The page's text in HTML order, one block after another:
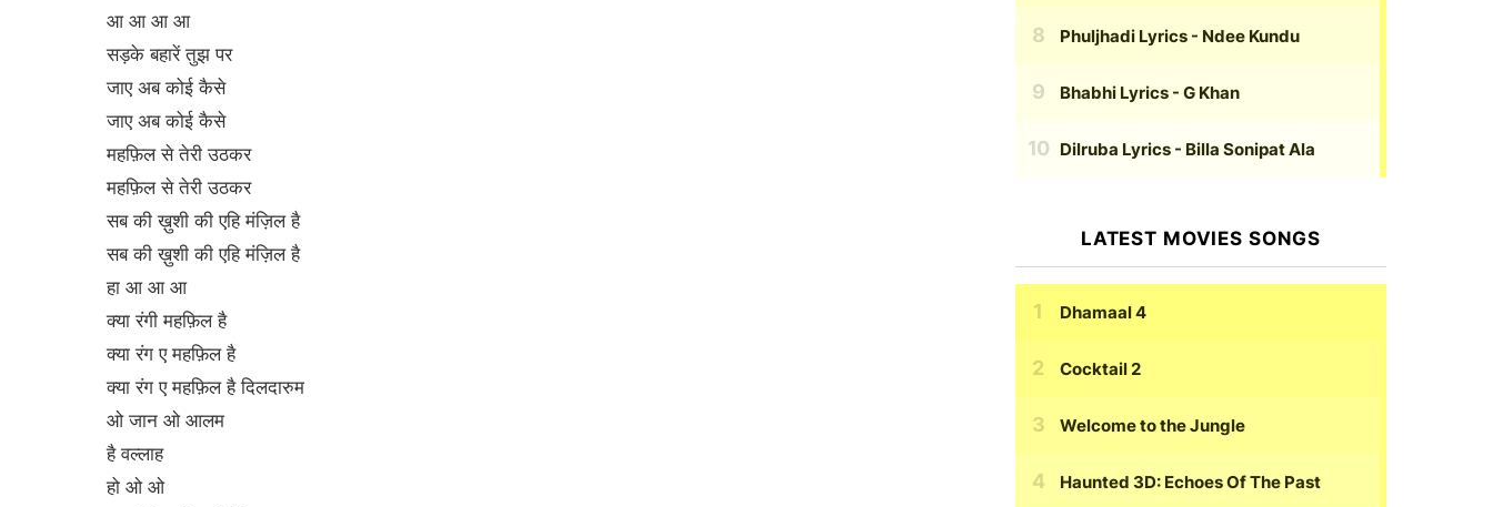
आ आ आ आ
सड़के बहारें तुझ पर
जाए अब कोई कैसे
जाए अब कोई कैसे
महफ़िल से तेरी उठकर
महफ़िल से तेरी उठकर
सब की ख़ुशी की एहि मंज़िल है
सब की ख़ुशी की एहि मंज़िल है
हा आ आ आ
क्या रंगी महफ़िल है
क्या रंग ए महफ़िल है
क्या रंग ए महफ़िल है दिलदारुम
ओ जान ओ आलम
है वल्लाह
हो ओ ओ
Phuljhadi Lyrics - Ndee Kundu
Bhabhi Lyrics - G Khan
Dilruba Lyrics - Billa Sonipat Ala
LATEST MOVIES SONGS
Dhamaal 4
Cocktail 2
Welcome to the Jungle
Haunted 3D: Echoes Of The Past